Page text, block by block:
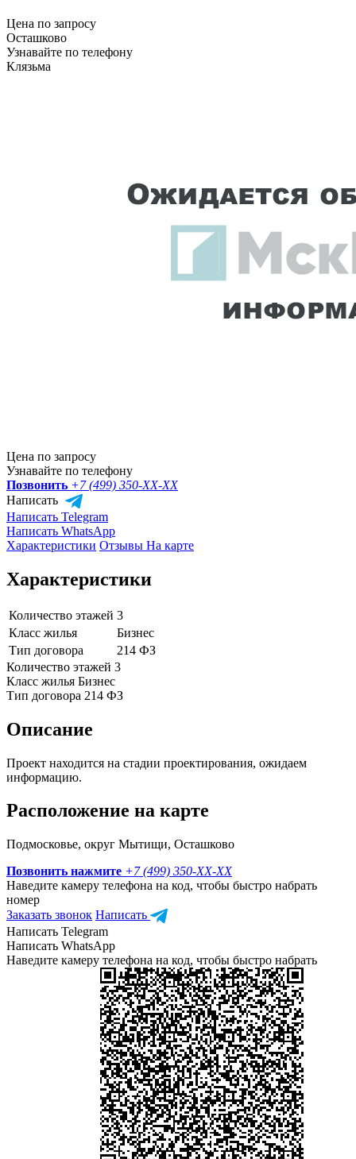
Цена по запросу
Осташково
Узнавайте по телефону
Клязьма
Цена по запросу
Узнавайте по телефону
Позвонить +7 (499) 350-XX-XX
Написать
Написать Telegram
Написать WhatsApp
Характеристики Отзывы На карте
Характеристики
Количество этажей 3
Класс жилья
Бизнес
Тип договора
214 ФЗ
Количество этажей 3
Класс жилья Бизнес
Тип договора 214 ФЗ
Описание
Проект находится на стадии проектирования, ожидаем
информацию.
Расположение на карте
Подмосковье, округ Мытищи, Осташково
Позвонить нажмите +7 (499) 350-XX-XX
Наведите камеру телефона на код, чтобы быстро набрать
номер
Заказать звонок Написать
Написать Telegram
Написать WhatsApp
Наведите камеру телефона на код, чтобы быстро набрать